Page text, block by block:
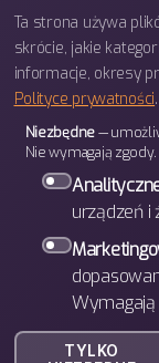
BETTER
Polityka prywatności
Ta strona używa
skrócie, jakie
informacje, okresy
Polityce prywatności.
Niezbędne—
Nie wymagają zgody.
urządzeń i
Wymagają
TYLKO